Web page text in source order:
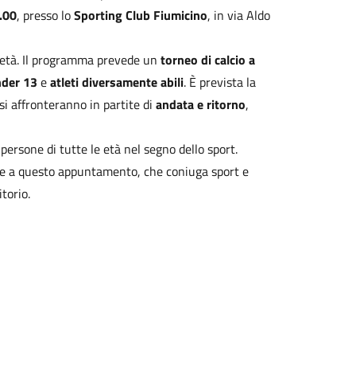
, presso loSporting Club Fiumicino, in via Aldo
Il programma prevede un torneo di calcio a
13 eatleti diversamente abili. È prevista la
affronteranno in partite di andata e ritorno,
di tutte le età nel segno dello sport.
questo appuntamento, che coniuga sport e